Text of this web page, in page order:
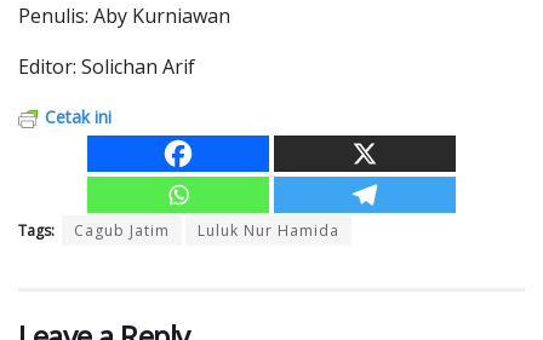
Penulis: Aby Kurniawan
Editor: Solichan Arif
Cetak ini
Tags: Cagub Jatim Luluk Nur Hamida